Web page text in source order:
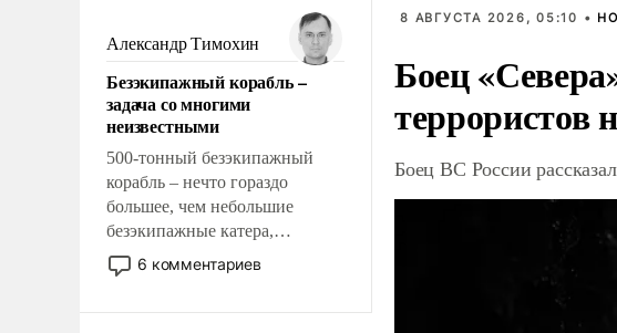
чем она отличается от просто
образованных людей. Иногда
казалось, что эти вопросы
решены раз и навсегда, но –
нет, не решены.
Александр Тимохин
Безэкипажный корабль –
задача со многими
неизвестными
500-тонный безэкипажный
корабль – нечто гораздо
большее, чем небольшие
безэкипажные катера,
применение которых уже
стало обыденностью. Задача по
6 комментариев
8 АВГУСТА 2026, 05:10 •
Боец
террористов
Боец ВС России